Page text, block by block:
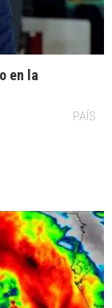
en la
PAÍS